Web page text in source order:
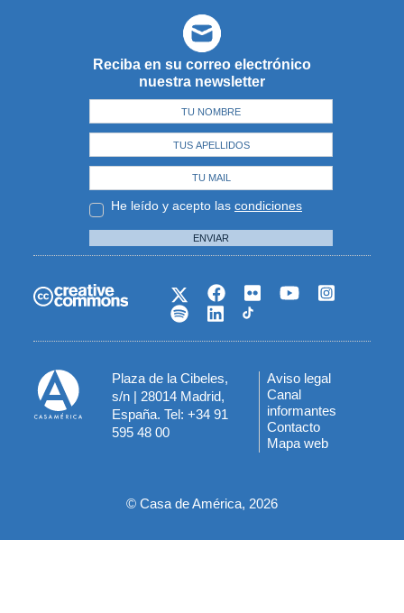
Reciba en su correo electrónico
nuestra newsletter
He leído y acepto las condiciones
ENVIAR
Plaza de la Cibeles,
s/n | 28014 Madrid,
España. Tel: +34 91
595 48 00
Menú
del
pie
Aviso legal
Canal
informantes
Contacto
Mapa web
© Casa de América, 2026